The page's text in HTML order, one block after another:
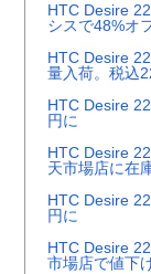
HTC Desire
シスで48%オ
HTC Desire
量入荷。税込
HTC Desire
円に
HTC Desire
天市場店に在
HTC Desire
円に
HTC Desire
市場店で値下